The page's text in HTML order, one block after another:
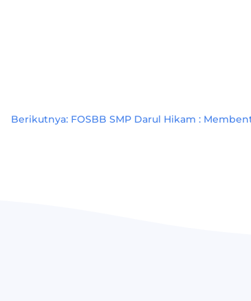
Berikutnya: FOSBB SMP Darul Hikam :